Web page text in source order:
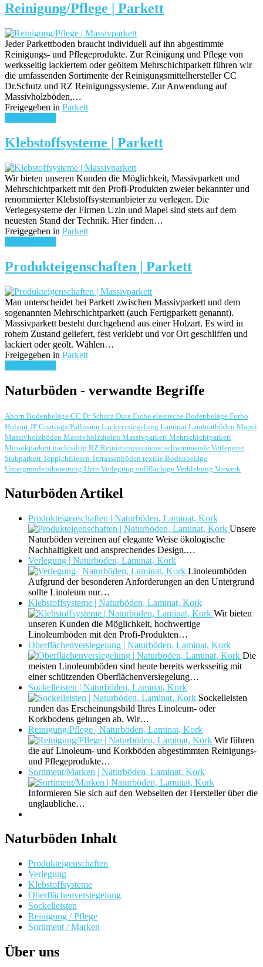
Reinigung/Pflege | Parkett
Jeder Parkettboden braucht individuell auf ihn abgestimmte
Reinigungs- und Pflegeprodukte. Zur Reinigung und Pflege von
werksseitig lackiertem oder geöltem Mehrschichtparkett führen wir
die umfassenden Sortimente der Reinigungsmittelhersteller CC
Dr.Schutz und RZ Reinigungssysteme. Zur Anwendung auf
Massivholzböden,…
Freigegeben in Parkett
Klebstoffsysteme | Parkett
Wir bieten unseren Kunden die Möglichkeit, Massivparkett und
Mehrschichtparkett mit den Profi-Produkten zweier bekannter und
renommierter Klebstoffsystemanbieter zu verlegen. Die
Verlegesysteme der Firmen Uzin und Mapei sind stets auf dem
neuesten Stand der Technik. Hier finden…
Freigegeben in Parkett
Produkteigenschaften | Parkett
Man unterscheidet bei Parkett zwischen Massivparkett und dem
sogenannten Mehrschichtparkett (auch Fertigparkett genannt).
Massivparkett besteht durchgehend aus einer Holzart. Es wird in
rohem Zustand geliefert, fest verklebt und vor Ort geschliffen und
lackiert oder geölt. Wählen…
Freigegeben in Parkett
Naturböden - verwandte Begriffe
Ahorn Bodenbeläge CC Dr Schutz Dura Eiche elastische Bodenbeläge Forbo
Holzart JP Coatings/Pallmann Lackversiegelung Laminat Laminatböden Mapei
Massivholzböden Massivholzdielen Massivparkett Mehrschichtparkett
Mosaikparkett nachhaltig RZ Reinigungssysteme schwimmende Verlegung
Stabparkett Teppichfliesen Terrassenböden textile Bodenbeläge
Untergrundvorbereitung Uzin Verlegung vollflächige Verklebung Vorwerk
Naturböden Artikel
Produkteigenschaften | Naturböden, Laminat, Kork
Unsere
Naturböden vereinen auf elegante Weise ökologische
Nachhaltigkeit und ansprechendes Design.…
Verlegung | Naturböden, Laminat, Kork
Linoleumböden
Aufgrund der besonderen Anforderungen an den Untergrund
sollte Linoleum nur…
Klebstoffsysteme | Naturböden, Laminat, Kork
Wir bieten
unseren Kunden die Möglichkeit, hochwertige
Linoleumböden mit den Profi-Produkten…
Oberflächenversiegelung | Naturböden, Laminat, Kork
Die
meisten Linoleumböden sind heute bereits werksseitig mit
einer schützenden Oberflächenversiegelung…
Sockelleisten | Naturböden, Laminat, Kork
Sockelleisten
runden das Erscheinungsbild Ihres Linoleum- oder
Korkbodens gelungen ab. Wir…
Reinigung/Pflege | Naturböden, Laminat, Kork
Wir führen
die auf Linoleum- und Korkböden abgestimmten Reinigungs-
und Pflegeprodukte…
Sortiment/Marken | Naturböden, Laminat, Kork
Informieren Sie sich auf den Webseiten der Hersteller über die
unglaubliche…
Naturböden Inhalt
Produkteigenschaften
Verlegung
Klebstoffsysteme
Oberflächenversiegelung
Sockelleisten
Reinigung / Pflege
Sortiment / Marken
Über uns